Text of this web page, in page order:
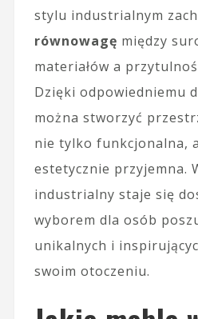
stylu industrialnym
równowagę między
materiałów a
Dzięki odpowiedniemu
można stworzyć
nie tylko funkcjonalna,
estetycznie przyjemna.
industrialny staje się
wyborem dla osób
unikalnych i
swoim otoczeniu.